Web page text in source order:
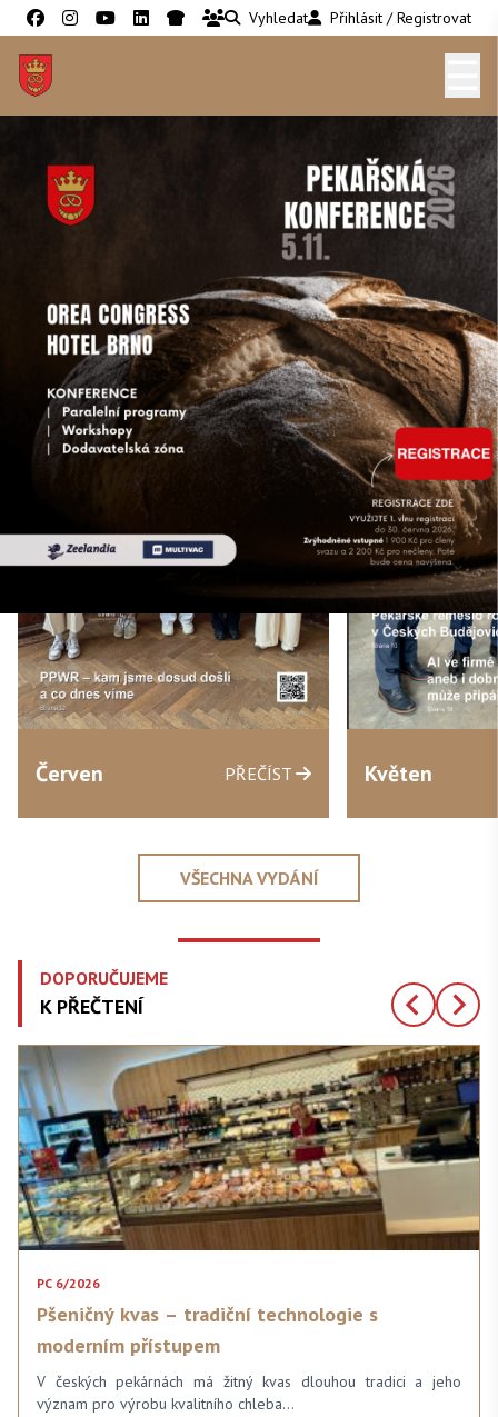
Vyhledat Přihlásit / Registrovat
PEKAŘ CUKRÁŘ
NEJNOVĚJŠÍ
Červen PŘEČÍST Květen
VŠECHNA VYDÁNÍ
DOPORUČUJEME
K PŘEČTENÍ
PC 6/2026
Pšeničný kvas – tradiční technologie s
moderním přístupem
V českých pekárnách má žitný kvas dlouhou tradici a jeho
význam pro výrobu kvalitního chleba…